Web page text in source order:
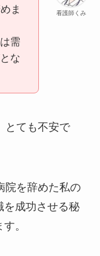
看護師くみ
ま
需
な
とても不安で
院を辞めた私の
を成功させる秘
。